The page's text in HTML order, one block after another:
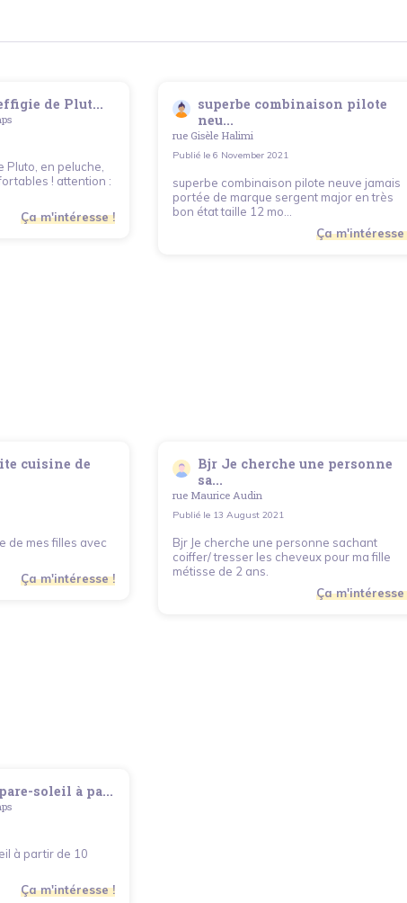
de Plut...
en peluche,
! attention :
Ça m'intéresse !
superbe combinaison pilote
neu...
rue Gisèle Halimi
Publié le 6 November 2021
superbe combinaison pilote neuve jamais
portée de marque sergent major en très
bon état taille 12 mo...
Ça m'intéresse
cuisine de
de mes filles avec
Ça m'intéresse !
Bjr Je cherche une personne
sa...
rue Maurice Audin
Publié le 13 August 2021
Bjr Je cherche une personne sachant
coiffer/ tresser les cheveux pour ma fille
métisse de 2 ans.
Ça m'intéresse
soleil à pa...
à partir de 10
Ça m'intéresse !